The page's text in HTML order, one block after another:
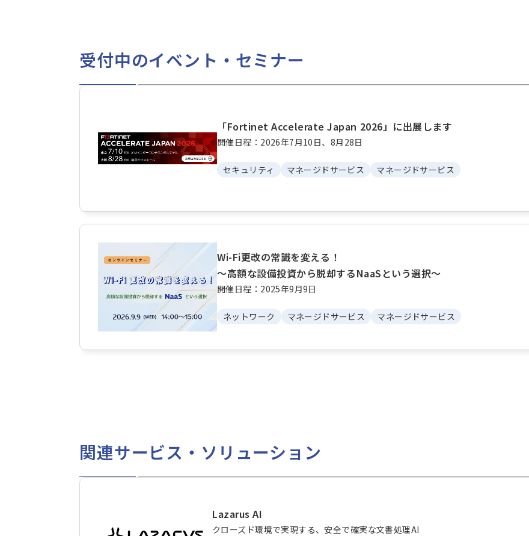
受付中のイベント・セミナー
「Fortinet Accelerate Japan 2026」に出展します
開催日程：2026年7月10日、8月28日
セキュリティ マネージドサービス マネージドサービス
Wi-Fi更改の常識を変える！
～高額な設備投資から脱却するNaaSという選択～
開催日程：2025年9月9日
ネットワーク マネージドサービス マネージドサービス
関連サービス・ソリューション
Lazarus AI
クローズド環境で実現する、安全で確実な文書処理AI